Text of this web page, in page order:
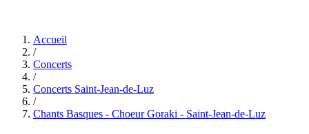
Accueil
/
Concerts
/
Concerts Saint-Jean-de-Luz
/
Chants Basques - Choeur Goraki - Saint-Jean-de-Luz